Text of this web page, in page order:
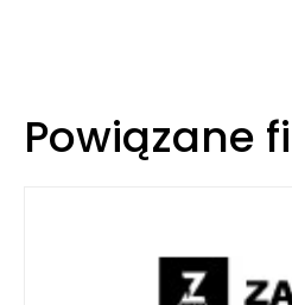
Powiązane